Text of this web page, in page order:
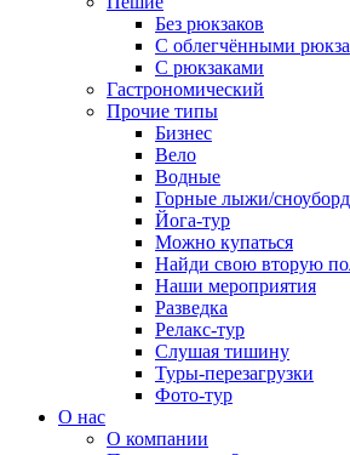
Без рюкзаков
С облегчёнными
С рюкзаками
Гастрономический
Прочие типы
Бизнес
Вело
Водные
Горные лыжи/сноуборд
Йога-тур
Можно купаться
Найди свою вторую
Наши мероприятия
Разведка
Релакс-тур
Слушая тишину
Туры-перезагрузки
Фото-тур
О нас
О компании